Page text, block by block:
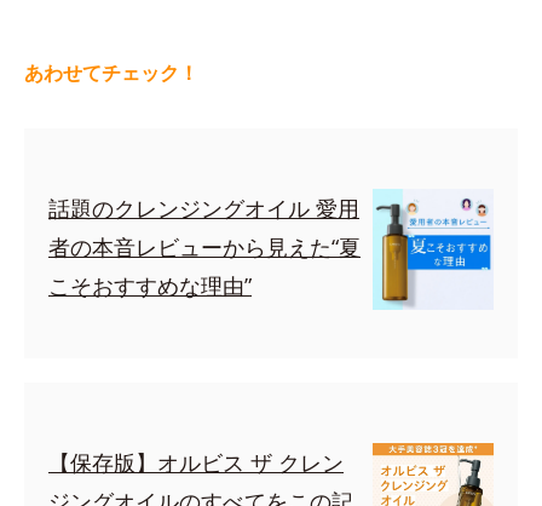
あわせてチェック！
話題のクレンジングオイル 愛用
者の本音レビューから見えた“夏
こそおすすめな理由”
【保存版】オルビス ザ クレン